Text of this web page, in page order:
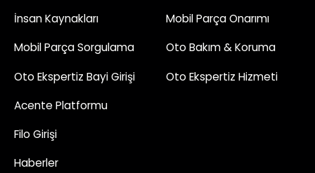
İnsan Kaynakları
Mobil Parça Sorgulama
Oto Ekspertiz Bayi Girişi
Acente Platformu
Filo Girişi
Haberler
Mobil Parça Onarımı
Oto Bakım & Koruma
Oto Ekspertiz Hizmeti